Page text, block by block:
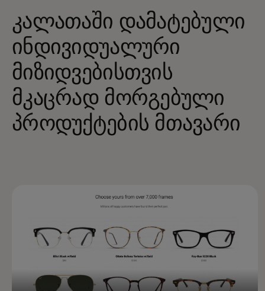
კალათაში დამატებული
ინდივიდუალური
მიზიდვებისთვის
მკაცრად მორგებული
პროდუქტების მთავარი